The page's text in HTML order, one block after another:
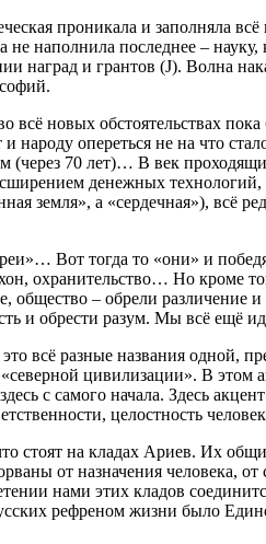
проникала и заполняла
наполнила последнее – науку,
наград и грантов (J). Волна
всё новых обстоятельствах
народу опереться не на что
(через 70 лет)… В век
денежных
земля», а «сердечная»), всё
Вот тогда то «они» и
охранительство… Но кроме
общество – обрели различение
и обрести разум. Мы всё ещё
всё разные названия одной,
цивилизации». В этом
с самого начала. Здесь
целостность
стоят на кладах Ариев. Их
от назначения человека, от
нами этих кладов
рефреном жизни было